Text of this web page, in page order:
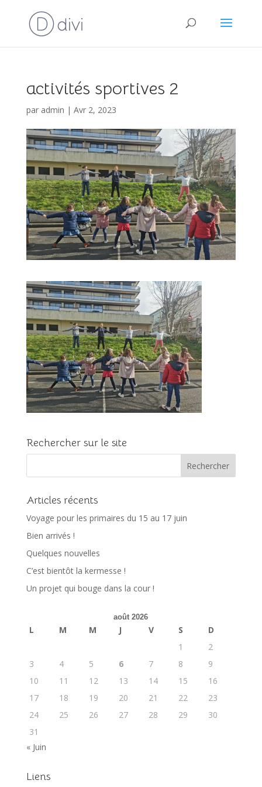
activités sportives 2
par admin | Avr 2, 2023
Rechercher sur le site
Articles récents
Voyage pour les primaires du 15 au 17 juin
Bien arrivés !
Quelques nouvelles
C’est bientôt la kermesse !
Un projet qui bouge dans la cour !
août 2026
L M M J V S
D
1
2
3
4 5 6 7 8
9
10
11 12 13 14 15
16
17
18 19 20 21 22
23
24
25 26 27 28 29
30
31
« Juin
Liens